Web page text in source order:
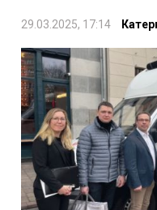
29.03.2025, 17:14